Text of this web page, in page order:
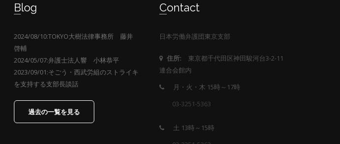
Blog
2024/08/10:TOKYO大樹法律事務所 藤井
啓輔
2024/05/07:弁護士法人響 小林恭平
2023/09/01:そごう・西武労組のストライキ
を支持する支部長談話
過去の一覧を見る
Contact
日本労働弁護団東京支部
住所:
東京都千代田区神田駿河台3-2-11
連合会館内
月・火・木 15時～17時
03-3251-5363
土 13時～15時